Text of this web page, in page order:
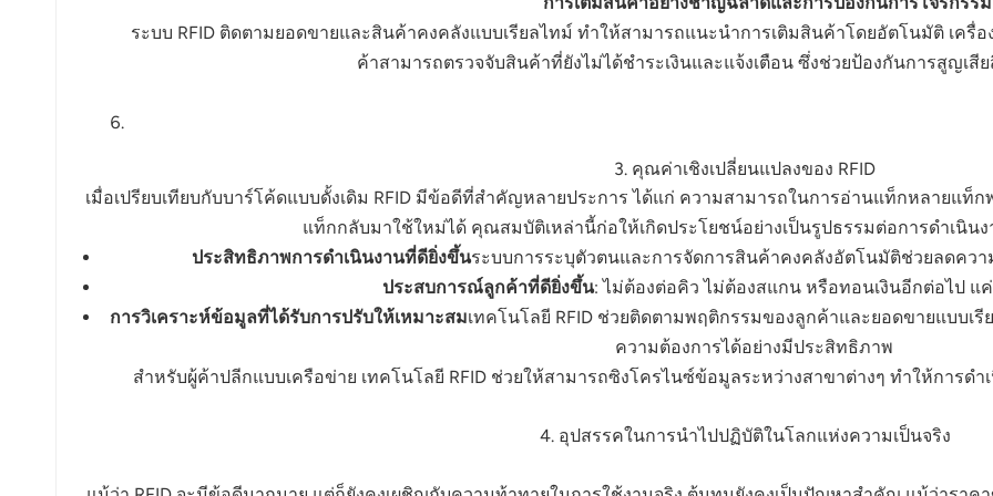
ระบบ RFID ติดตามยอดขายและสินค้าคงคลังแบบเรียลไทม์ ทำให้สามารถแนะนำการเติมสินค้าโดยอัตโนมัติ เครื่
ค้าสามารถตรวจจับสินค้าที่ยังไม่ได้ชำระเงินและแจ้งเตือน ซึ่งช่วยป้องกันการสูญเ
3. คุณค่าเชิงเปลี่ยนแปลงของ RFID
เมื่อเปรียบเทียบกับบาร์โค้ดแบบดั้งเดิม RFID มีข้อดีที่สำคัญหลายประการ ได้แก่ ความสามารถในการอ่านแท็กหลายแท็
แท็กกลับมาใช้ใหม่ได้ คุณสมบัติเหล่านี้ก่อให้เกิดประโยชน์อย่างเป็นรูปธรรมต่อการดำเนิน
ประสิทธิภาพการดำเนินงานที่ดียิ่งขึ้นระบบการระบุตัวตนและการจัดการสินค้าคงคลังอัตโนมัติช่วยลดคว
ประสบการณ์ลูกค้าที่ดียิ่งขึ้น: ไม่ต้องต่อคิว ไม่ต้องสแกน หรือทอนเงินอีกต่อไป แ
การวิเคราะห์ข้อมูลที่ได้รับการปรับให้เหมาะสมเทคโนโลยี RFID ช่วยติดตามพฤติกรรมของลูกค้าและยอดขายแบบเ
ความต้องการได้อย่างมีประสิทธิภาพ
สำหรับผู้ค้าปลีกแบบเครือข่าย เทคโนโลยี RFID ช่วยให้สามารถซิงโครไนซ์ข้อมูลระหว่างสาขาต่างๆ ทำให้การด
4. อุปสรรคในการนำไปปฏิบัติในโลกแห่งความเป็นจริง